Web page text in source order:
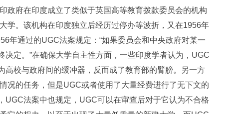
政府在印度成立了类似于英国高等教育拨款委员会的机构
学。该机构在印度独立后经历过停办等波折，又在1956年
年通过的UGC法案规定：“如果委员会和中央政府对某一
定。”在确保大学自主性方面，一些印度学者认为，UGC
校与政府间的缓冲器，反而成了教育部的臂膀。另一方
况的任务，但是UGC或者使用了大量经费进行了无下文的
法案中也规定，UGC可以在审查后对于它认为不合格